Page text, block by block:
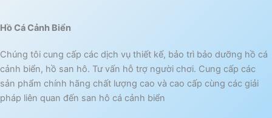
Hồ Cá Cảnh Biển
Chúng tôi cung cấp các dịch vụ thiết kế, bảo trì bảo dưỡng hồ cá
cảnh biển, hồ san hô. Tư vấn hỗ trợ người chơi. Cung cấp các
sản phẩm chính hãng chất lượng cao và cao cấp cùng các giải
pháp liên quan đến san hô cá cảnh biển